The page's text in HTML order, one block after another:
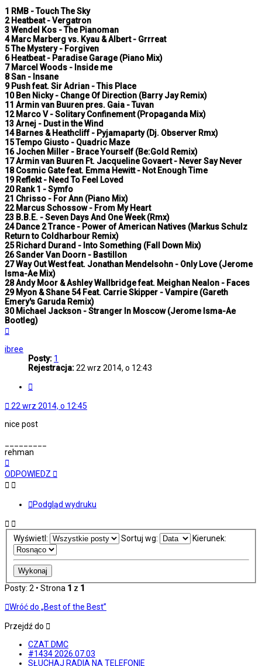
1 RMB - Touch The Sky
2 Heatbeat - Vergatron
3 Wendel Kos - The Pianoman
4 Marc Marberg vs. Kyau & Albert - Grrreat
5 The Mystery - Forgiven
6 Heatbeat - Paradise Garage (Piano Mix)
7 Marcel Woods - Inside me
8 San - Insane
9 Push feat. Sir Adrian - This Place
10 Ben Nicky - Change Of Direction (Barry Jay Remix)
11 Armin van Buuren pres. Gaia - Tuvan
12 Marco V - Solitary Confinement (Propaganda Mix)
13 Arnej - Dust in the Wind
14 Barnes & Heathcliff - Pyjamaparty (Dj. Observer Rmx)
15 Tempo Giusto - Quadric Maze
16 Jochen Miller - Brace Yourself (Be:Gold Remix)
17 Armin van Buuren Ft. Jacqueline Govaert - Never Say Never
18 Cosmic Gate feat. Emma Hewitt - Not Enough Time
19 Reflekt - Need To Feel Loved
20 Rank 1 - Symfo
21 Chrisso - For Ann (Piano Mix)
22 Marcus Schossow - From My Heart
23 B.B.E. - Seven Days And One Week (Rmx)
24 Dance 2 Trance - Power of American Natives (Markus Schulz
Return to Coldharbour Remix)
25 Richard Durand - Into Something (Fall Down Mix)
26 Sander Van Doorn - Bastillon
27 Way Out West feat. Jonathan Mendelsohn - Only Love (Jerome
Isma-Ae Mix)
28 Andy Moor & Ashley Wallbridge feat. Meighan Nealon - Faces
29 Myon & Shane 54 Feat. Carrie Skipper - Vampire (Gareth
Emery's Garuda Remix)
30 Michael Jackson - Stranger In Moscow (Jerome Isma-Ae
Bootleg)
ibree
Posty: 1
Rejestracja:22 wrz 2014, o 12:43
22 wrz 2014, o 12:45
nice post
rehman
górę
ODPOWIEDZ
Podgląd wydruku
Wyświetl: Sortuj wg: Kierunek:
Posty: 2 • Strona 1 z 1
Wróć do „Best of the Best”
Przejdź do
CZAT DMC
#1434 2026.07.03
SŁUCHAJ RADIA NA TELEFONIE